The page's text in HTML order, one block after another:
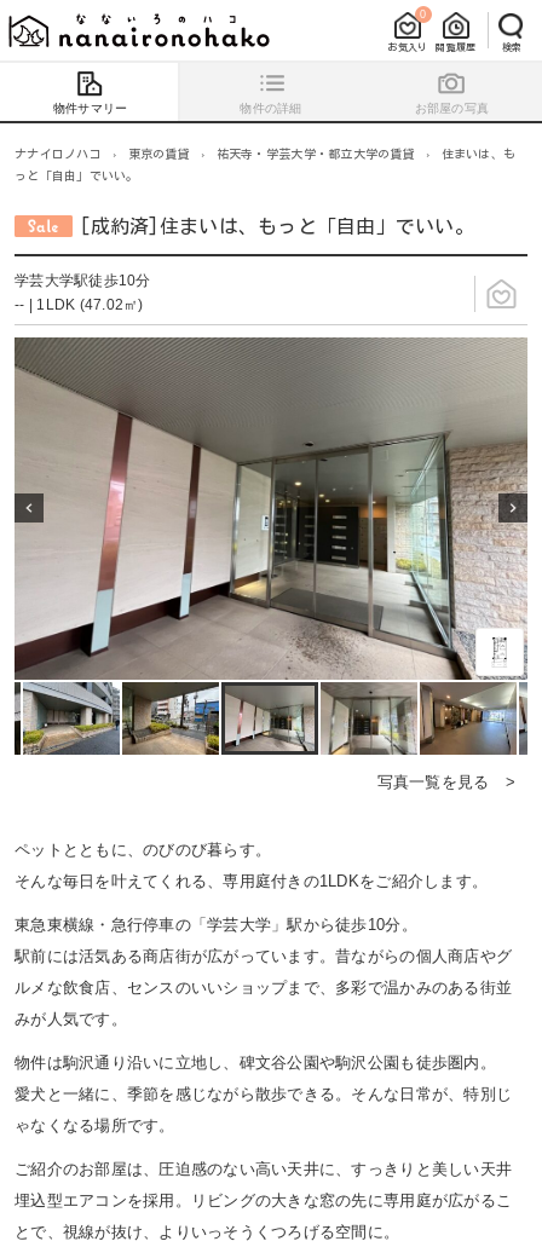
お気入り
0
閲覧履歴 検索
物件サマリー 物件の詳細 お部屋の写真
ナナイロノハコ › 東京の賃貸 › 祐天寺・学芸大学・都立大学の賃貸 ›
住まいは、も
っと「自由」でいい。
[成約済]住まいは、もっと「自由」でいい。
学芸大学駅徒歩10分
-- | 1LDK (47.02㎡)
写真一覧を見る >
ペットとともに、のびのび暮らす。
そんな毎日を叶えてくれる、専用庭付きの1LDKをご紹介します。
東急東横線・急行停車の「学芸大学」駅から徒歩10分。
駅前には活気ある商店街が広がっています。昔ながらの個人商店やグ
ルメな飲食店、センスのいいショップまで、多彩で温かみのある街並
みが人気です。
物件は駒沢通り沿いに立地し、碑文谷公園や駒沢公園も徒歩圏内。
愛犬と一緒に、季節を感じながら散歩できる。そんな日常が、特別じ
ゃなくなる場所です。
ご紹介のお部屋は、圧迫感のない高い天井に、すっきりと美しい天井
埋込型エアコンを採用。リビングの大きな窓の先に専用庭が広がるこ
とで、視線が抜け、よりいっそうくつろげる空間に。